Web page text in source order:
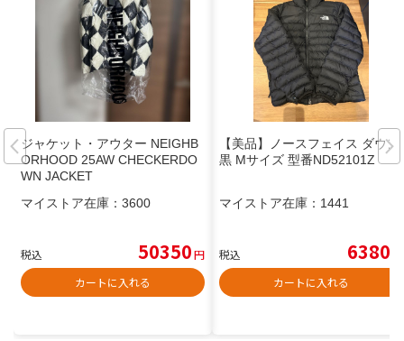
ジャケット・アウター NEIGHB
ORHOOD 25AW CHECKERDO
WN JACKET
マイストア在庫： 3600
税込 50350円
カートに入れる
【美品】ノースフェイス ダウン
黒 Mサイズ 型番ND52101Z
マイストア在庫： 1441
税込 6380
カートに入れる